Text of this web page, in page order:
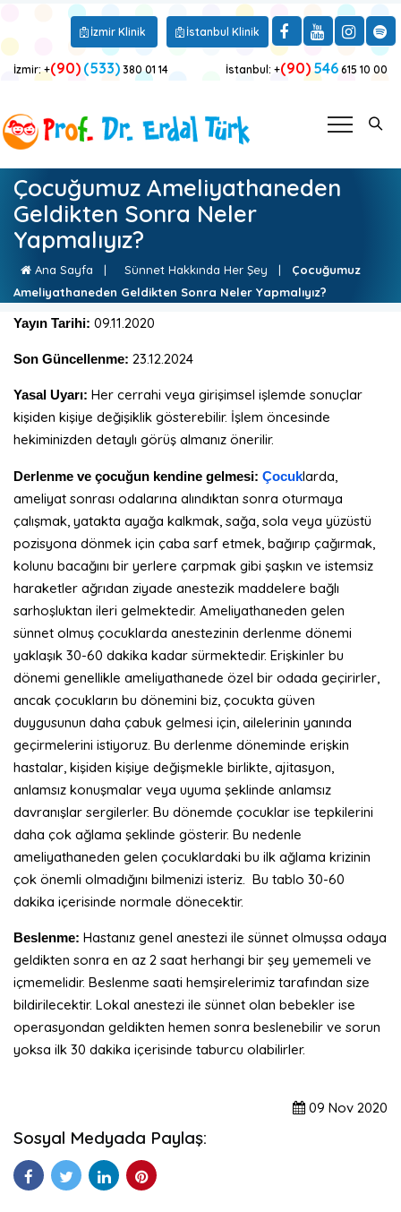
İzmir Klinik İstanbul Klinik
İzmir: +(90) (533) 380 01 14 İstanbul: +(90)546 615 10 00
Çocuğumuz Ameliyathaneden
Geldikten Sonra Neler
Yapmalıyız?
Ana Sayfa | Sünnet Hakkında Her Şey |
Çocuğumuz
Ameliyathaneden Geldikten Sonra Neler Yapmalıyız?
Yayın Tarihi: 09.11.2020
Son Güncellenme: 23.12.2024
Yasal Uyarı: Her cerrahi veya girişimsel işlemde sonuçlar
kişiden kişiye değişiklik gösterebilir. İşlem öncesinde
hekiminizden detaylı görüş almanız önerilir.
Derlenme ve çocuğun kendine gelmesi: Çocuklarda,
ameliyat sonrası odalarına alındıktan sonra oturmaya
çalışmak, yatakta ayağa kalkmak, sağa, sola veya yüzüstü
pozisyona dönmek için çaba sarf etmek, bağırıp çağırmak,
kolunu bacağını bir yerlere çarpmak gibi şaşkın ve istemsiz
haraketler ağrıdan ziyade anestezik maddelere bağlı
sarhoşluktan ileri gelmektedir. Ameliyathaneden gelen
sünnet olmuş çocuklarda anestezinin derlenme dönemi
yaklaşık 30-60 dakika kadar sürmektedir. Erişkinler bu
dönemi genellikle ameliyathanede özel bir odada geçirirler,
ancak çocukların bu dönemini biz, çocukta güven
duygusunun daha çabuk gelmesi için, ailelerinin yanında
geçirmelerini istiyoruz. Bu derlenme döneminde erişkin
hastalar, kişiden kişiye değişmekle birlikte, ajitasyon,
anlamsız konuşmalar veya uyuma şeklinde anlamsız
davranışlar sergilerler. Bu dönemde çocuklar ise tepkilerini
daha çok ağlama şeklinde gösterir. Bu nedenle
ameliyathaneden gelen çocuklardaki bu ilk ağlama krizinin
çok önemli olmadığını bilmenizi isteriz. Bu tablo 30-60
dakika içerisinde normale dönecektir.
Beslenme: Hastanız genel anestezi ile sünnet olmuşsa odaya
geldikten sonra en az 2 saat herhangi bir şey yememeli ve
içmemelidir. Beslenme saati hemşirelerimiz tarafından size
bildirilecektir. Lokal anestezi ile sünnet olan bebekler ise
operasyondan geldikten hemen sonra beslenebilir ve sorun
yoksa ilk 30 dakika içerisinde taburcu olabilirler.
09 Nov 2020
Sosyal Medyada Paylaş: